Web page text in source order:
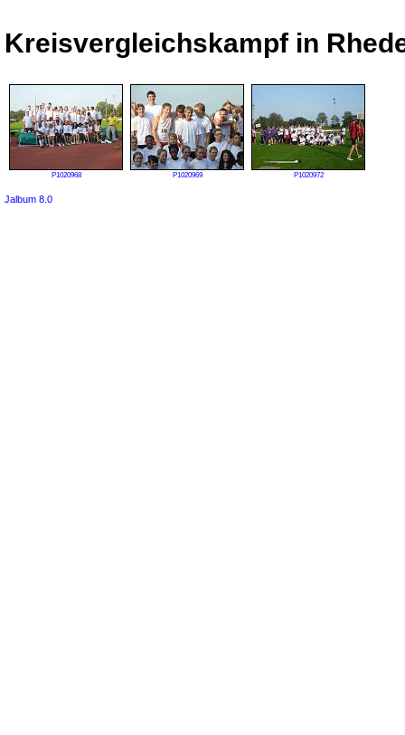
Kreisvergleichskampf in
P1020968 P1020969 P1020972
Jalbum 8.0